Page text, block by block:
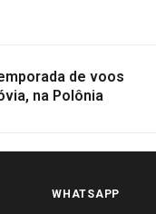
de voos
na Polônia
WHATSAPP